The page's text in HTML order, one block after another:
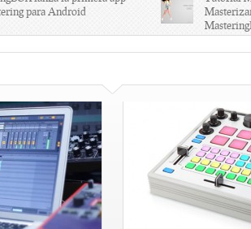
para Android
SDD-3000, el nuevo
delay.
IK
CLA Effects, aprende a
a tus voces.
Ototo,
favorito!